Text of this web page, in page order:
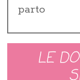
parto
LE